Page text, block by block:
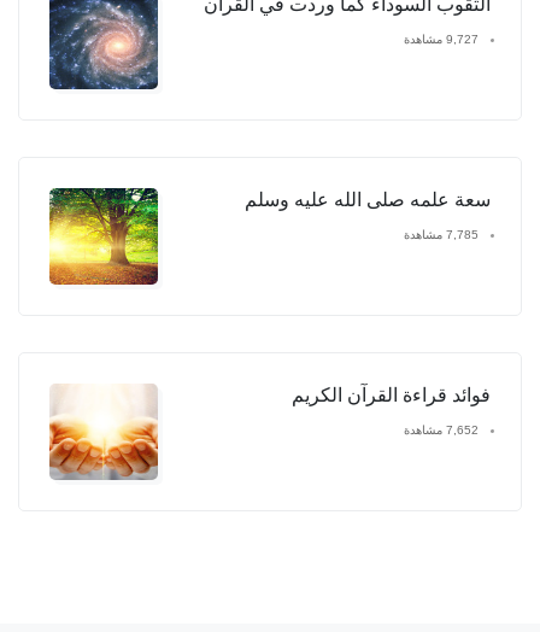
الثقوب السوداء كما وردت في القرآن
9,727 مشاهدة
سعة علمه صلى الله عليه وسلم
7,785 مشاهدة
فوائد قراءة القرآن الكريم
7,652 مشاهدة